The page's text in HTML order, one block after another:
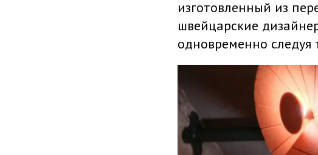
изготовленный из
швейцарские
одновременно следуя